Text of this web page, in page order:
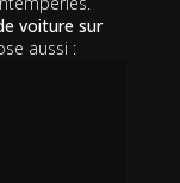
voiture sur
aussi :